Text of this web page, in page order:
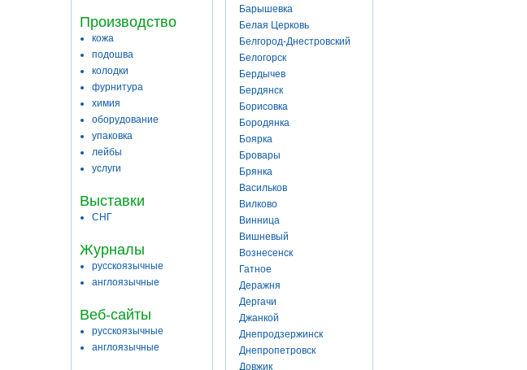
Производство
кожа
подошва
колодки
фурнитура
химия
оборудование
упаковка
лейбы
услуги
Выставки
СНГ
Журналы
русскоязычные
англоязычные
Веб-сайты
русскоязычные
англоязычные
Барышевка
Белая Церковь
Белгород-Днестровский
Белогорск
Бердычев
Бердянск
Борисовка
Бородянка
Боярка
Бровары
Брянка
Васильков
Вилково
Винница
Вишневый
Вознесенск
Гатное
Деражня
Дергачи
Джанкой
Днепродзержинск
Днепропетровск
Довжик